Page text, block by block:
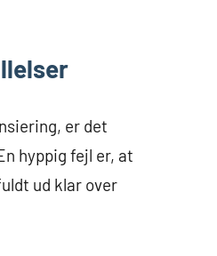
er det
hyppig fejl er, at
ud klar over